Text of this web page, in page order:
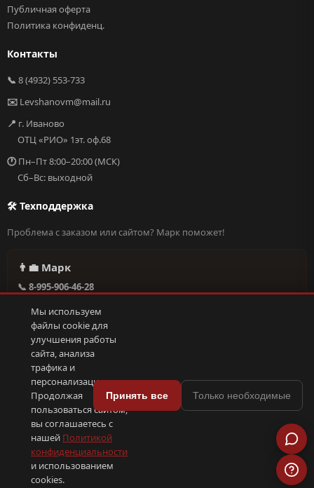
Публичная оферта
Политика конфиденц.
Контакты
📞 8 (4932) 553-733
✉️ Levshanovm@mail.ru
📍 г. Иваново
ОТЦ «РИО» 1эт. оф.68
🕐Пн–Пт 8:00–20:00 (МСК)
Сб–Вс: выходной
🛠 Техподдержка
Проблема с заказом или сайтом? Марк поможет!
👨‍💼 Марк
📞 8-995-906-46-28
🕐 Круглосуточно, без выходных
Написать в поддержку →
© 2026 С иголочки | 37. Все права защищены.
🛠 Поддержка·Оферта· 📦 YML-фид
Сделано в .su
Мы используем
файлы cookie для
улучшения работы
сайта, анализа
трафика и
персонализации.
Продолжая
пользоваться сайтом,
вы соглашаетесь с
нашей Политикой
конфиденциальности
и использованием
cookies.
Принять все Только необходимые